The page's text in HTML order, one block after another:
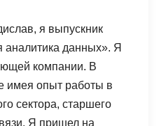
новые инструменты,
или поменять место
я выпускник
данных». Я
компании. В
имея опыт работы в
сектора, старшего
Я пришел на